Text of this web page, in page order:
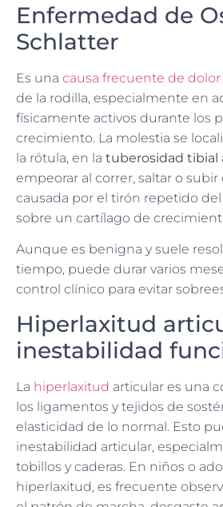
Enfermedad de
Schlatter
Es una causa frecuente de dolor
de la rodilla, especialmente en
físicamente activos durante los
crecimiento. La molestia se
la rótula, en la tuberosidad tibial
empeorar al correr, saltar o subir
causada por el tirón repetido
sobre un cartílago de
Aunque es benigna y suele
tiempo, puede durar varios
control clínico para evitar
Hiperlaxitud
inestabilidad
La hiperlaxitud articular es una
los ligamentos y tejidos de
elasticidad de lo normal. Esto
inestabilidad articular,
tobillos y caderas. En niños o
hiperlaxitud, es frecuente